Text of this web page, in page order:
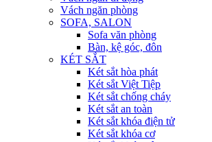
Vách ngăn phòng
SOFA, SALON
Sofa văn phòng
Bàn, kệ góc, đôn
KÉT SẮT
Két sắt hòa phát
Két sắt Việt Tiệp
Két sắt chống cháy
Két sắt an toàn
Két sắt khóa điện tử
Két sắt khóa cơ